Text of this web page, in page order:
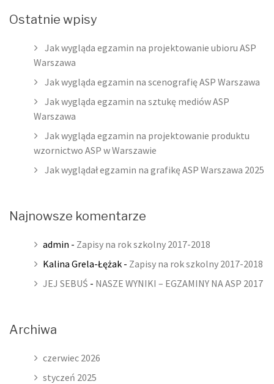
Ostatnie wpisy
Jak wygląda egzamin na projektowanie ubioru ASP
Warszawa
Jak wygląda egzamin na scenografię ASP Warszawa
Jak wygląda egzamin na sztukę mediów ASP
Warszawa
Jak wygląda egzamin na projektowanie produktu
wzornictwo ASP w Warszawie
Jak wyglądał egzamin na grafikę ASP Warszawa 2025
Najnowsze komentarze
admin - Zapisy na rok szkolny 2017-2018
Kalina Grela-Łężak - Zapisy na rok szkolny 2017-2018
JEJ SEBUŚ - NASZE WYNIKI – EGZAMINY NA ASP 2017
Archiwa
czerwiec 2026
styczeń 2025